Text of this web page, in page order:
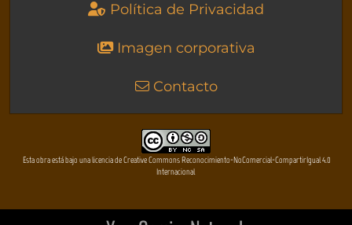
Política de Privacidad
Imagen corporativa
Contacto
Esta obra está bajo una licencia de Creative Commons Reconocimiento-NoComercial-CompartirIgual 4.0
Internacional